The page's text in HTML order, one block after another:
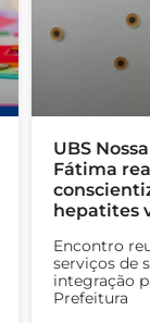
UBS
Fátima
hepatites
Encontro
serviços de
integração
Prefeitura